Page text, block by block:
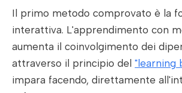
Il primo metodo comprovato è la
interattiva. L'apprendimento con
aumenta il coinvolgimento dei
attraverso il principio del "learning
impara facendo, direttamente